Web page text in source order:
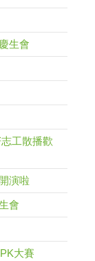
生會
工散播歡
演啦
會
大賽